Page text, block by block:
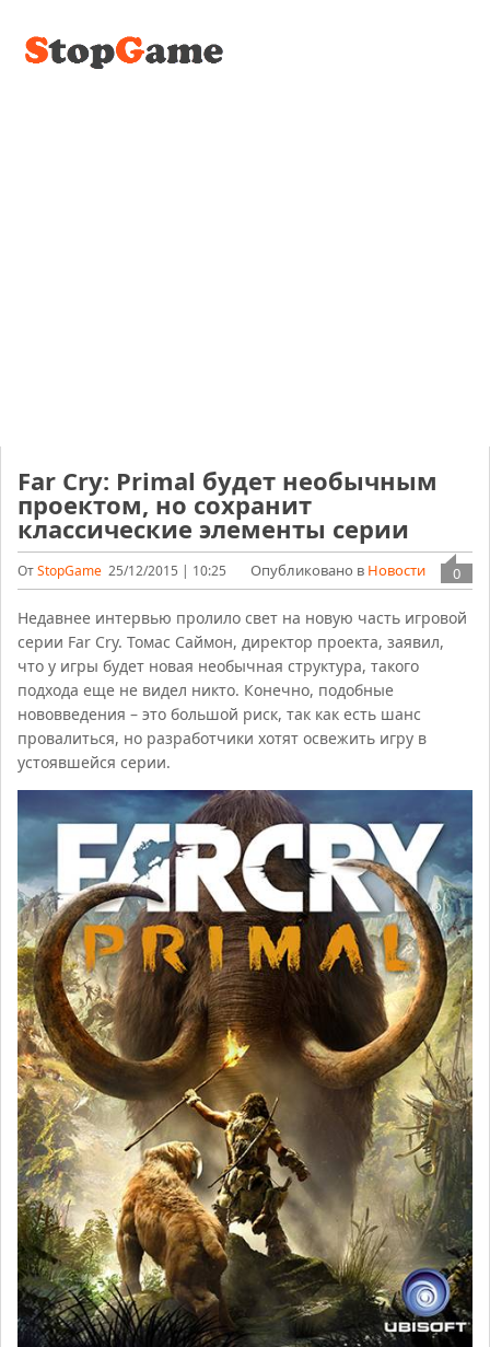
Far Cry: Primal будет необычным
проектом, но сохранит
классические элементы серии
ОтStopGame 25/12/2015 | 10:25 0
Опубликовано в Новости
Недавнее интервью пролило свет на новую часть игровой
серии Far Cry. Томас Саймон, директор проекта, заявил,
что у игры будет новая необычная структура, такого
подхода еще не видел никто. Конечно, подобные
нововведения – это большой риск, так как есть шанс
провалиться, но разработчики хотят освежить игру в
устоявшейся серии.